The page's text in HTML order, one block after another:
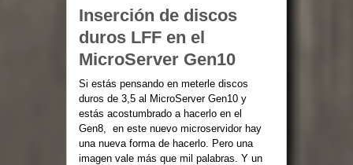
Inserción de discos
duros LFF en el
MicroServer Gen10
Si estás pensando en meterle discos
duros de 3,5 al MicroServer Gen10 y
estás acostumbrado a hacerlo en el
Gen8, en este nuevo microservidor hay
una nueva forma de hacerlo. Pero una
imagen vale más que mil palabras. Y un